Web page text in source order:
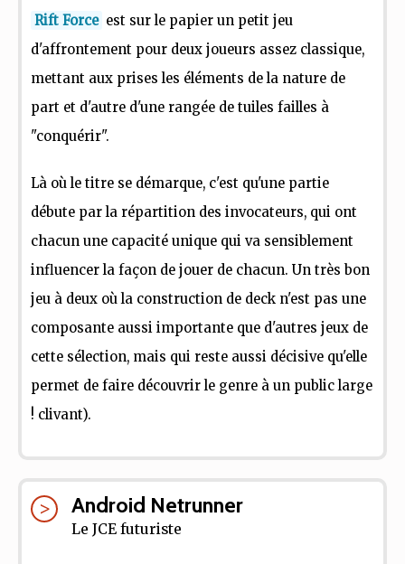
Rift Force est sur le papier un petit jeu
d'affrontement pour deux joueurs assez classique,
mettant aux prises les éléments de la nature de
part et d'autre d'une rangée de tuiles failles à
"conquérir".
Là où le titre se démarque, c'est qu'une partie
débute par la répartition des invocateurs, qui ont
chacun une capacité unique qui va sensiblement
influencer la façon de jouer de chacun. Un très bon
jeu à deux où la construction de deck n'est pas une
composante aussi importante que d'autres jeux de
cette sélection, mais qui reste aussi décisive qu'elle
permet de faire découvrir le genre à un public large
! clivant).
Android Netrunner
Le JCE futuriste